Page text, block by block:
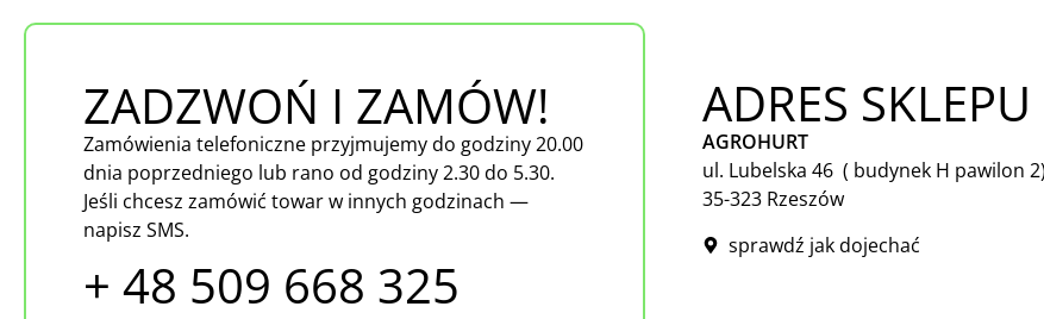
ZADZWOŃ I ZAMÓW!
Zamówienia telefoniczne przyjmujemy do godziny 20.00
dnia poprzedniego lub rano od godziny 2.30 do 5.30.
Jeśli chcesz zamówić towar w innych godzinach —
napisz SMS.
+ 48 509 668 325
ADRES SKLEPU
AGROHURT
ul. Lubelska 46 ( budynek H pawilon 2)
35-323 Rzeszów
sprawdź jak dojechać